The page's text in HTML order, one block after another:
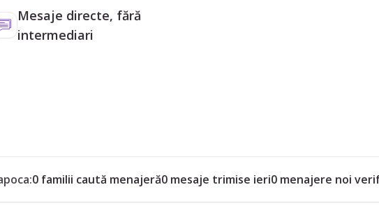
Mesaje directe, fără
intermediari
0 familii caută menajeră0 mesaje trimise ieri0 menajere noi